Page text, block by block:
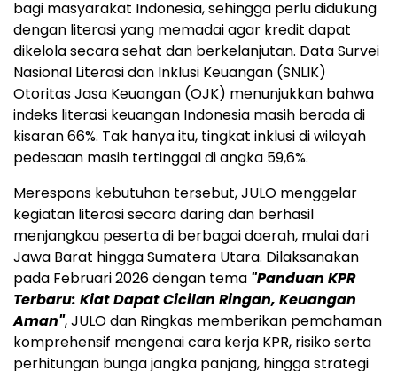
bagi masyarakat Indonesia, sehingga perlu didukung
dengan literasi yang memadai agar kredit dapat
dikelola secara sehat dan berkelanjutan. Data Survei
Nasional Literasi dan Inklusi Keuangan (SNLIK)
Otoritas Jasa Keuangan (OJK) menunjukkan bahwa
indeks literasi keuangan Indonesia masih berada di
kisaran 66%. Tak hanya itu, tingkat inklusi di wilayah
pedesaan masih tertinggal di angka 59,6%.
Merespons kebutuhan tersebut, JULO menggelar
kegiatan literasi secara daring dan berhasil
menjangkau peserta di berbagai daerah, mulai dari
Jawa Barat hingga Sumatera Utara. Dilaksanakan
pada Februari 2026 dengan tema "Panduan KPR
Terbaru: Kiat Dapat Cicilan Ringan, Keuangan
Aman", JULO dan Ringkas memberikan pemahaman
komprehensif mengenai cara kerja KPR, risiko serta
perhitungan bunga jangka panjang, hingga strategi